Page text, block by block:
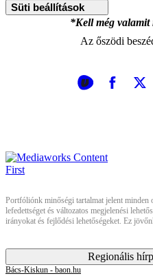
Süti beállítások
*Kell még
Az őszödi
Portfóliónk minőségi tartalmat jelent minden
lefedettséget és változatos megjelenési
irányokat és fejlődési lehetőségeket. Ez
Regionális
Bács-Kiskun - baon.hu